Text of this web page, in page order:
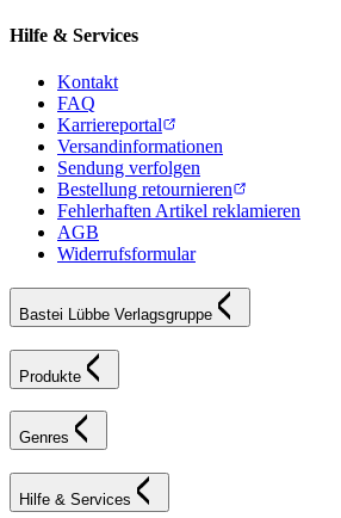
Hilfe & Services
Kontakt
FAQ
Karriereportal
Versandinformationen
Sendung verfolgen
Bestellung retournieren
Fehlerhaften Artikel reklamieren
AGB
Widerrufsformular
Bastei Lübbe Verlagsgruppe
Produkte
Genres
Hilfe & Services